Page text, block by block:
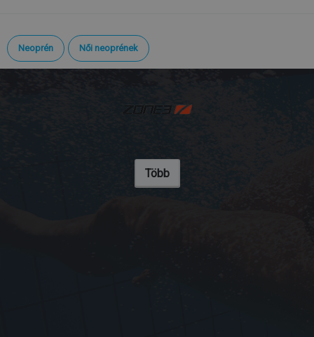
Neoprén Női neoprének
Több